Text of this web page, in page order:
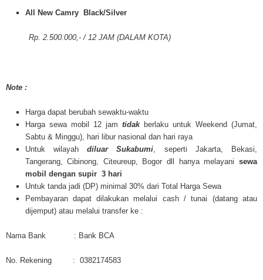
All New Camry Black/Silver
Rp. 2.500.000,- / 12 JAM (DALAM KOTA)
Note :
Harga dapat berubah sewaktu-waktu
Harga sewa mobil 12 jam tidakberlaku untuk Weekend (Jumat,
Sabtu & Minggu), hari libur nasional dan hari raya
Untuk wilayah diluar Sukabumi , seperti Jakarta, Bekasi,
Tangerang, Cibinong, Citeureup, Bogor dll hanya melayani sewa
mobil dengan supir 3 hari
Untuk tanda jadi (DP) minimal 30% dari Total Harga Sewa
Pembayaran dapat dilakukan melalui cash / tunai (datang atau
dijemput) atau melalui transfer ke :
Nama Bank : Bank BCA
No. Rekening : 0382174583